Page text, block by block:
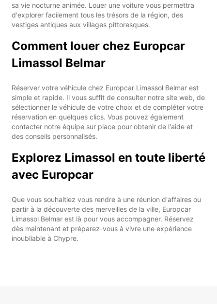
sa vie nocturne animée. Louer une voiture vous permettra
d'explorer facilement tous les trésors de la région, des
vestiges antiques aux villages pittoresques.
Comment louer chez Europcar
Limassol Belmar
Réserver votre véhicule chez Europcar Limassol Belmar est
simple et rapide. Il vous suffit de consulter notre site web, de
sélectionner le véhicule de votre choix et de compléter votre
réservation en quelques clics. Vous pouvez également
contacter notre équipe sur place pour obtenir de l'aide et
des conseils personnalisés.
Explorez Limassol en toute liberté
avec Europcar
Que vous souhaitiez vous rendre à une réunion d'affaires ou
partir à la découverte des merveilles de la ville, Europcar
Limassol Belmar est là pour vous accompagner. Réservez
dès maintenant et préparez-vous à vivre une expérience
inoubliable à Chypre.